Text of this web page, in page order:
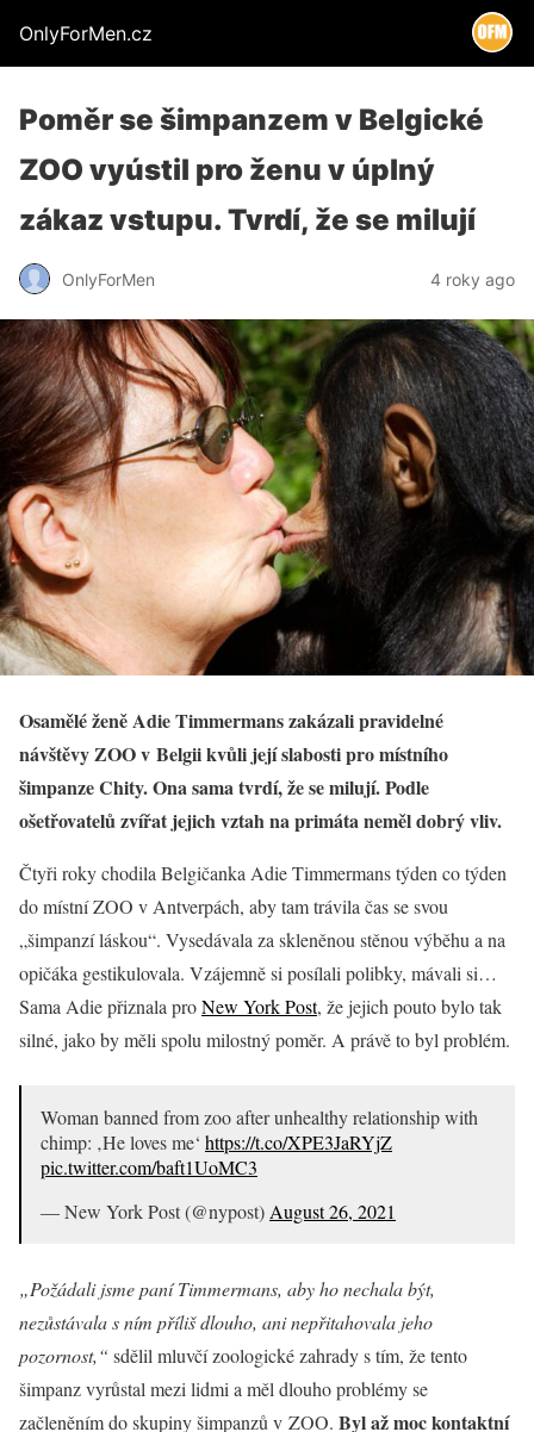
OnlyForMen.cz
Poměr se šimpanzem v Belgické
ZOO vyústil pro ženu v úplný
zákaz vstupu. Tvrdí, že se milují
OnlyForMen 4 roky ago
Osamělé ženě Adie Timmermans zakázali pravidelné
návštěvy ZOO v Belgii kvůli její slabosti pro místního
šimpanze Chity. Ona sama tvrdí, že se milují. Podle
ošetřovatelů zvířat jejich vztah na primáta neměl dobrý vliv.
Čtyři roky chodila Belgičanka Adie Timmermans týden co týden
do místní ZOO v Antverpách, aby tam trávila čas se svou
„šimpanzí láskou“. Vysedávala za skleněnou stěnou výběhu a na
opičáka gestikulovala. Vzájemně si posílali polibky, mávali si…
Sama Adie přiznala proNew York Post, že jejich pouto bylo tak
silné, jako by měli spolu milostný poměr. A právě to byl problém.
Woman banned from zoo after unhealthy relationship with
chimp: ‚He loves me‘ https://t.co/XPE3JaRYjZ
pic.twitter.com/baft1UoMC3
— New York Post (@nypost) August 26, 2021
„Požádali jsme paní Timmermans, aby ho nechala být,
nezůstávala s ním příliš dlouho, ani nepřitahovala jeho
pozornost,“ sdělil mluvčí zoologické zahrady s tím, že tento
šimpanz vyrůstal mezi lidmi a měl dlouho problémy se
začleněním do skupiny šimpanzů v ZOO. Byl až moc kontaktní